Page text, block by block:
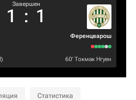
Завершен
1 : 1
Ференцварош
60‎’‎ Токмак Нгуен
Статистика